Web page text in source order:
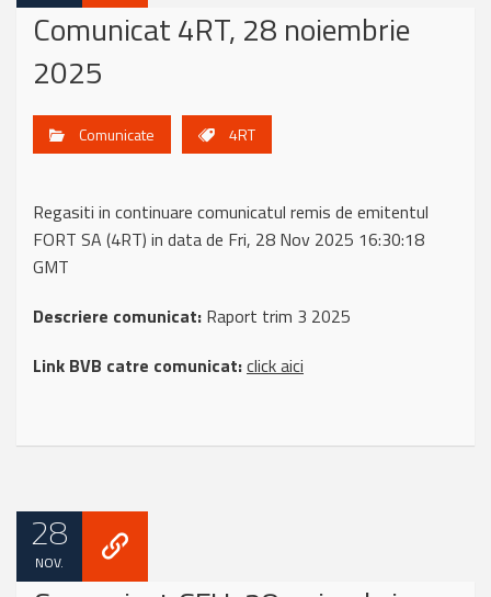
Comunicat 4RT, 28 noiembrie
2025
Comunicate 4RT
Regasiti in continuare comunicatul remis de emitentul
FORT SA (4RT) in data de Fri, 28 Nov 2025 16:30:18
GMT
Descriere comunicat: Raport trim 3 2025
Link BVB catre comunicat:click aici
28
NOV.